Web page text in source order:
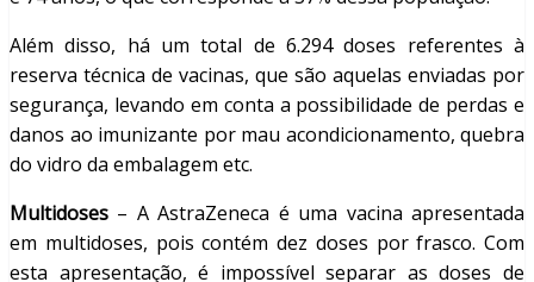
Além disso, há um total de 6.294 doses referentes à
reserva técnica de vacinas, que são aquelas enviadas por
segurança, levando em conta a possibilidade de perdas e
danos ao imunizante por mau acondicionamento, quebra
do vidro da embalagem etc.
Multidoses – A AstraZeneca é uma vacina apresentada
em multidoses, pois contém dez doses por frasco. Com
esta apresentação, é impossível separar as doses de